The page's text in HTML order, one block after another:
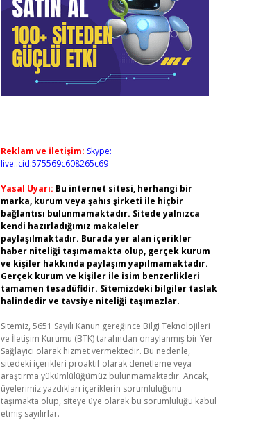
Reklam ve İletişim: Skype:
live:.cid.575569c608265c69
Yasal Uyarı: Bu internet sitesi, herhangi bir
marka, kurum veya şahıs şirketi ile hiçbir
bağlantısı bulunmamaktadır. Sitede yalnızca
kendi hazırladığımız makaleler
paylaşılmaktadır. Burada yer alan içerikler
haber niteliği taşımamakta olup, gerçek kurum
ve kişiler hakkında paylaşım yapılmamaktadır.
Gerçek kurum ve kişiler ile isim benzerlikleri
tamamen tesadüfidir. Sitemizdeki bilgiler taslak
halindedir ve tavsiye niteliği taşımazlar.
Sitemiz, 5651 Sayılı Kanun gereğince Bilgi Teknolojileri
ve İletişim Kurumu (BTK) tarafından onaylanmış bir Yer
Sağlayıcı olarak hizmet vermektedir. Bu nedenle,
sitedeki içerikleri proaktif olarak denetleme veya
araştırma yükümlülüğümüz bulunmamaktadır. Ancak,
üyelerimiz yazdıkları içeriklerin sorumluluğunu
taşımakta olup, siteye üye olarak bu sorumluluğu kabul
etmiş sayılırlar.